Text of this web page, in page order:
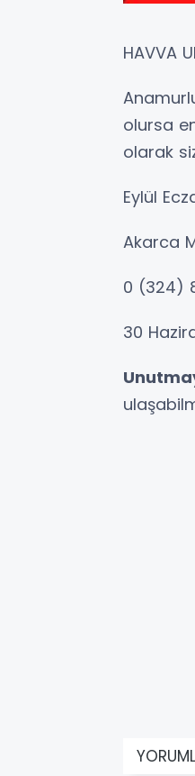
HAVVA
olursa
olarak
Eylül
Akarca
0 (324)
30